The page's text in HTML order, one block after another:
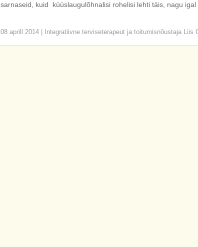
sarnaseid, kuid küüslaugulõhnalisi rohelisi lehti täis, nagu igal
08 aprill 2014| Integratiivne terviseterapeut ja toitumisnõustaja Liis